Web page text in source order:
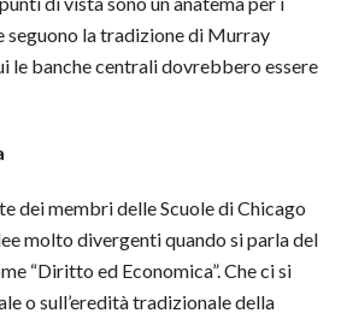
seguono la tradizione di Murray
le banche centrali dovrebbero essere
dei membri delle Scuole di Chicago
molto divergenti quando si parla del
“Diritto ed Economica”. Che ci si
o sull’eredità tradizionale della